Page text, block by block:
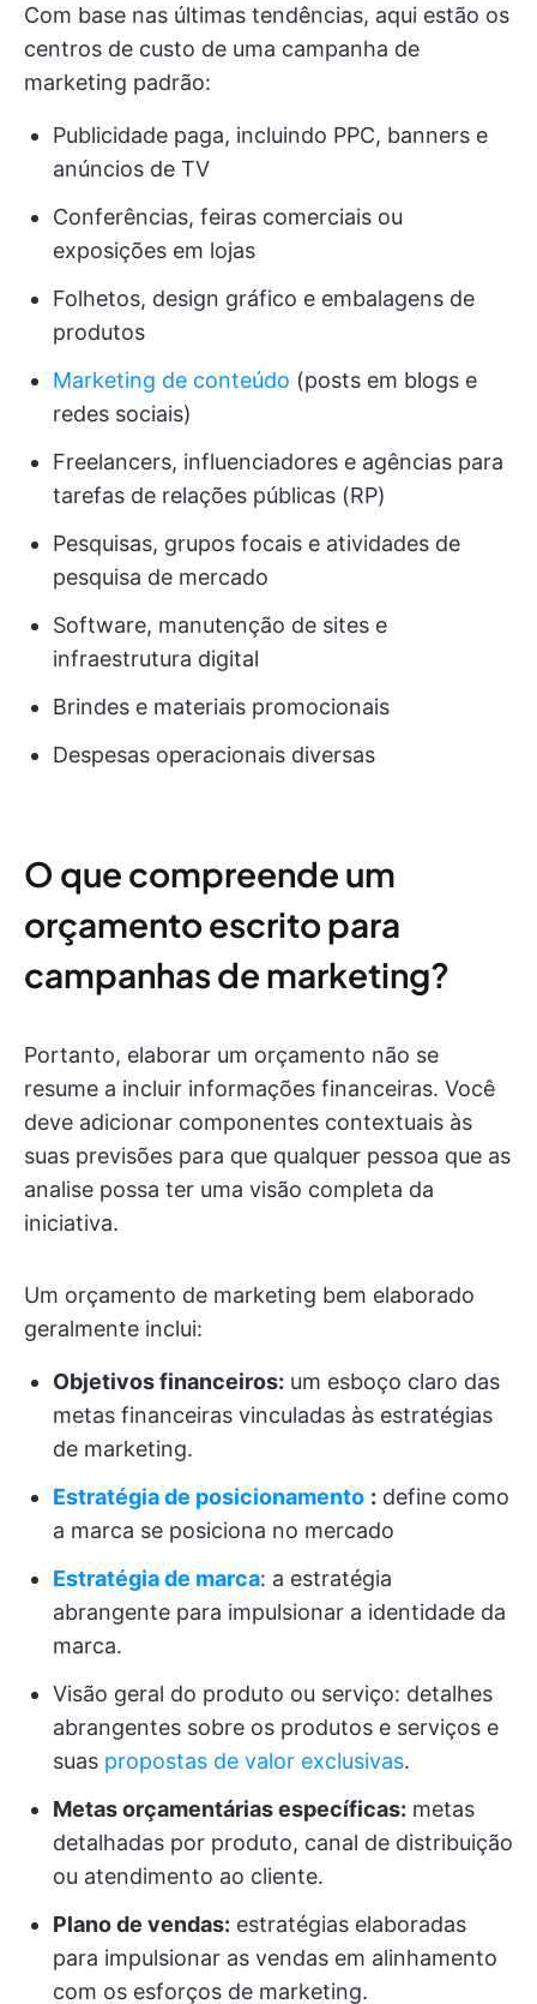
Com base nas últimas tendências, aqui estão os
centros de custo de uma campanha de
marketing padrão:
Publicidade paga, incluindo PPC, banners e
anúncios de TV
Conferências, feiras comerciais ou
exposições em lojas
Folhetos, design gráfico e embalagens de
produtos
Marketing de conteúdo (posts em blogs e
redes sociais)
Freelancers, influenciadores e agências para
tarefas de relações públicas (RP)
Pesquisas, grupos focais e atividades de
pesquisa de mercado
Software, manutenção de sites e
infraestrutura digital
Brindes e materiais promocionais
Despesas operacionais diversas
O que compreende um
orçamento escrito para
campanhas de marketing?
Portanto, elaborar um orçamento não se
resume a incluir informações financeiras. Você
deve adicionar componentes contextuais às
suas previsões para que qualquer pessoa que as
analise possa ter uma visão completa da
iniciativa.
Um orçamento de marketing bem elaborado
geralmente inclui:
Objetivos financeiros: um esboço claro das
metas financeiras vinculadas às estratégias
de marketing.
Estratégia de posicionamento : define como
a marca se posiciona no mercado
Estratégia de marca: a estratégia
abrangente para impulsionar a identidade da
marca.
Visão geral do produto ou serviço: detalhes
abrangentes sobre os produtos e serviços e
suas propostas de valor exclusivas.
Metas orçamentárias específicas: metas
detalhadas por produto, canal de distribuição
ou atendimento ao cliente.
Plano de vendas: estratégias elaboradas
para impulsionar as vendas em alinhamento
com os esforços de marketing.